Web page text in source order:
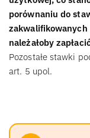
porównaniu do
zakwalifikowanych
należałoby
Pozostałe stawki
art. 5 upol.